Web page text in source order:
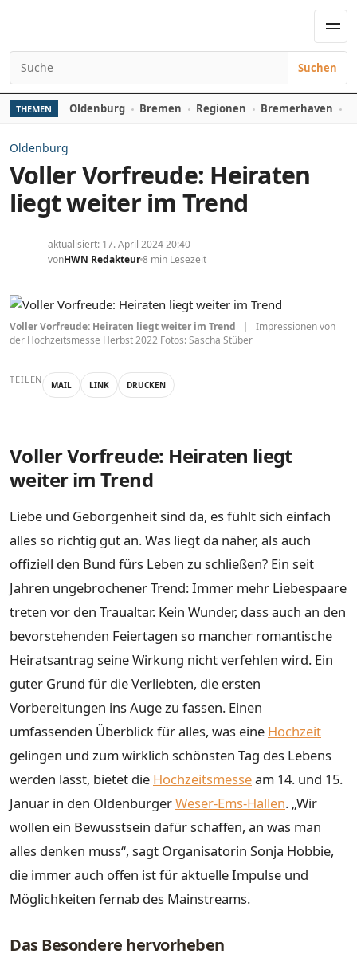
Suchen nach:
Suchen
THEMEN Oldenburg Bremen Regionen Bremerhaven
Oldenburg
Voller Vorfreude: Heiraten
liegt weiter im Trend
aktualisiert: 17. April 2024 20:40
vonHWN Redakteur8 min Lesezeit
Voller Vorfreude: Heiraten liegt weiter im Trend |
Impressionen von
der Hochzeitsmesse Herbst 2022 Fotos: Sascha Stüber
TEILEN MAIL LINK DRUCKEN
Voller Vorfreude: Heiraten liegt
weiter im Trend
Liebe und Geborgenheit sind da, es fühlt sich einfach
alles so richtig gut an. Was liegt da näher, als auch
offiziell den Bund fürs Leben zu schließen? Ein seit
Jahren ungebrochener Trend: Immer mehr Liebespaare
treten vor den Traualtar. Kein Wunder, dass auch an den
bevorstehenden Feiertagen so mancher romantische
Heiratsantrag seine Wirkung nicht verfehlen wird. Ein
guter Grund für die Verliebten, die ersten
Vorbereitungen ins Auge zu fassen. Einen
umfassenden Überblick für alles, was eine Hochzeit
gelingen und zum wirklich schönsten Tag des Lebens
werden lässt, bietet die Hochzeitsmesseam 14. und 15.
Januar in den OldenburgerWeser-Ems-Hallen. „Wir
wollen ein Bewusstsein dafür schaffen, an was man
alles denken muss“, sagt Organisatorin Sonja Hobbie,
die immer auch offen ist für aktuelle Impulse und
Möglichkeiten fernab des Mainstreams.
Das Besondere hervorheben